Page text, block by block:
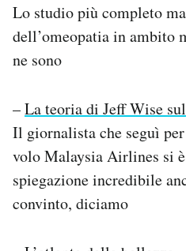
Lo studio più completo
dell’omeopatia in ambito
ne sono
–La teoria di Jeff Wise
Il giornalista che seguì
volo Malaysia Airlines si
spiegazione incredibile
convinto, diciamo